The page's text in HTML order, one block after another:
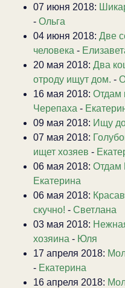
07 июня 2018:
- Ольга
04 июня 2018: Две
человека -
20 мая 2018: Два
отроду ищут дом. -
16 мая 2018: Отдам
Черепаха -
09 мая 2018: Ищу
07 мая 2018:
ищет хозяев -
06 мая 2018: Отдам
Екатерина
06 мая 2018:
скучно! - Светлана
03 мая 2018:
хозяина - Юля
17 апреля 2018:
- Екатерина
16 апреля 2018: